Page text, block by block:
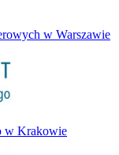
w Warszawie
w Krakowie